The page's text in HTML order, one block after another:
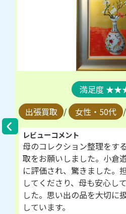
出張買取 / 女性・50代 /
レビューコメント
母のコレクション整理をす
取をお願いしました。小倉
に評価され、驚きました。
してくださり、母も安心し
した。思い出の品を大切に
しています。